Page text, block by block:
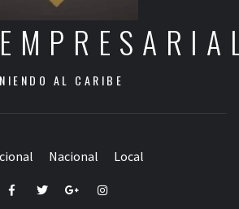
AL CARIBE
Nacional Local
FacebookTwitterGoogle+Instagram